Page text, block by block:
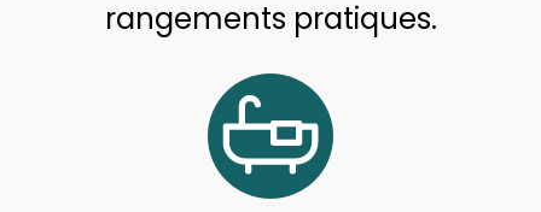
rangements pratiques.